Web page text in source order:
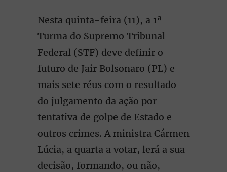
Nesta quinta-feira (11), a 1ª
Turma do Supremo Tribunal
Federal (STF) deve definir o
futuro de Jair Bolsonaro (PL) e
mais sete réus com o resultado
do julgamento da ação por
tentativa de golpe de Estado e
outros crimes. A ministra Cármen
Lúcia, a quarta a votar, lerá a sua
decisão, formando, ou não,